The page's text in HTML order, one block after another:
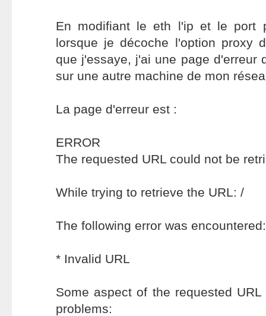
En modifiant le eth l'ip et le port
lorsque je décoche l'option proxy
que j'essaye, j'ai une page d'erreur
sur une autre machine de mon
La page d'erreur est :
ERROR
The requested URL could not be
While trying to retrieve the URL: /
The following error was encountered:
* Invalid URL
Some aspect of the requested
problems: